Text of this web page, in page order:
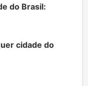
do Brasil:
cidade do